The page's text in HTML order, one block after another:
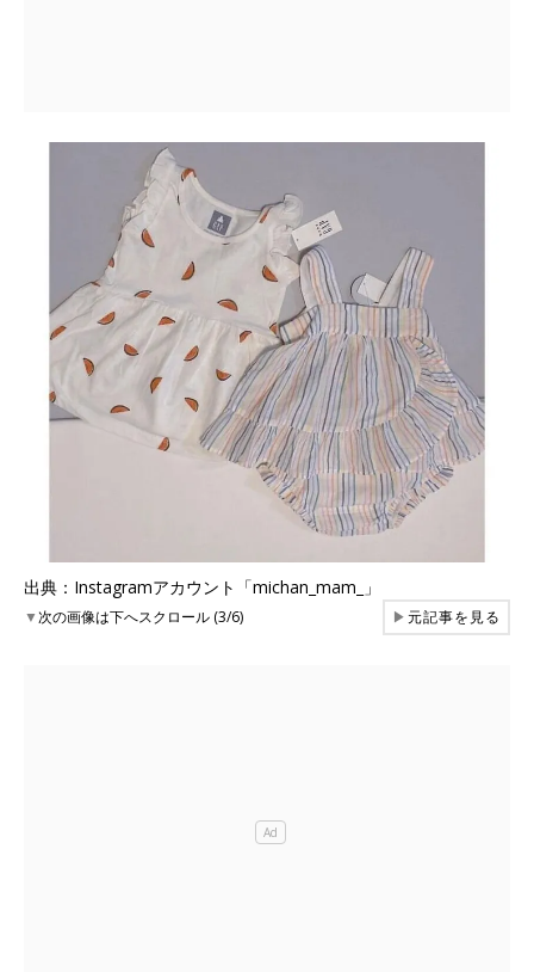
出典：Instagramアカウント「michan_mam_」
▼次の画像は下へスクロール (3/6) ▶元記事を見る